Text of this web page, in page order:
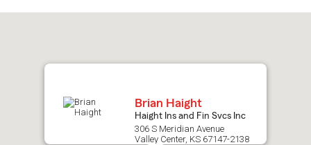
to
Brian Haight
Haight Ins and Fin Svcs Inc
306 S Meridian Avenue
Valley Center, KS 67147-2138